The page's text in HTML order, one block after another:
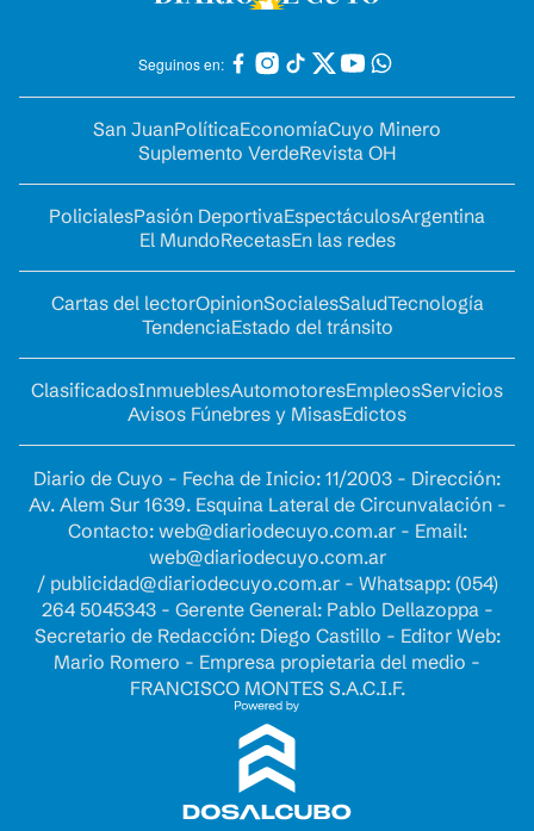
Seguinos en:
San JuanPolíticaEconomíaCuyo Minero
Suplemento VerdeRevista OH
PolicialesPasión DeportivaEspectáculosArgentina
El MundoRecetasEn las redes
Cartas del lectorOpinionSocialesSaludTecnología
TendenciaEstado del tránsito
ClasificadosInmueblesAutomotoresEmpleosServicios
Avisos Fúnebres y MisasEdictos
Diario de Cuyo - Fecha de Inicio: 11/2003 - Dirección:
Av. Alem Sur 1639. Esquina Lateral de Circunvalación -
Contacto: web@diariodecuyo.com.ar- Email:
web@diariodecuyo.com.ar
/ publicidad@diariodecuyo.com.ar- Whatsapp: (054)
264 5045343 - Gerente General: Pablo Dellazoppa -
Secretario de Redacción: Diego Castillo - Editor Web:
Mario Romero - Empresa propietaria del medio -
FRANCISCO MONTES S.A.C.I.F.